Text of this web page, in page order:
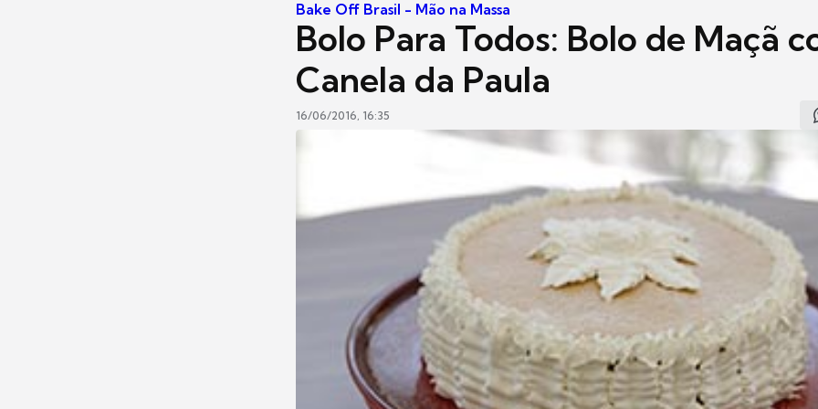
Bake Off Brasil - Mão na Massa
Bolo Para Todos: Bolo de Maçã
Canela da Paula
16/06/2016, 16:35